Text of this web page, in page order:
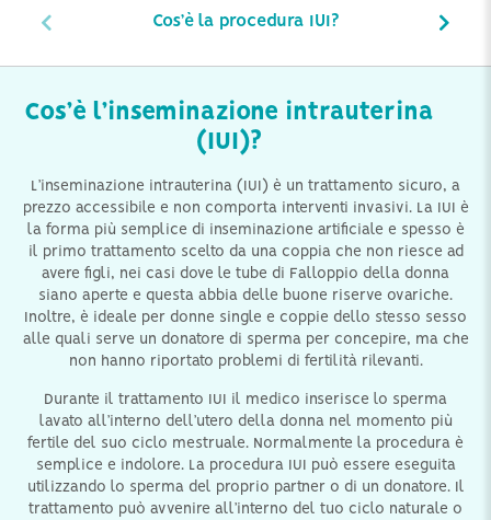
Cos’è la procedura IUI?
Cos’è l’inseminazione intrauterina
(IUI)?
L’inseminazione intrauterina (IUI) è un trattamento sicuro, a
prezzo accessibile e non comporta interventi invasivi. La IUI è
la forma più semplice di inseminazione artificiale e spesso è
il primo trattamento scelto da una coppia che non riesce ad
avere figli, nei casi dove le tube di Falloppio della donna
siano aperte e questa abbia delle buone riserve ovariche.
Inoltre, è ideale per donne single e coppie dello stesso sesso
alle quali serve un donatore di sperma per concepire, ma che
non hanno riportato problemi di fertilità rilevanti.
Durante il trattamento IUI il medico inserisce lo sperma
lavato all’interno dell’utero della donna nel momento più
fertile del suo ciclo mestruale. Normalmente la procedura è
semplice e indolore. La procedura IUI può essere eseguita
utilizzando lo sperma del proprio partner o di un donatore. Il
trattamento può avvenire all’interno del tuo ciclo naturale o